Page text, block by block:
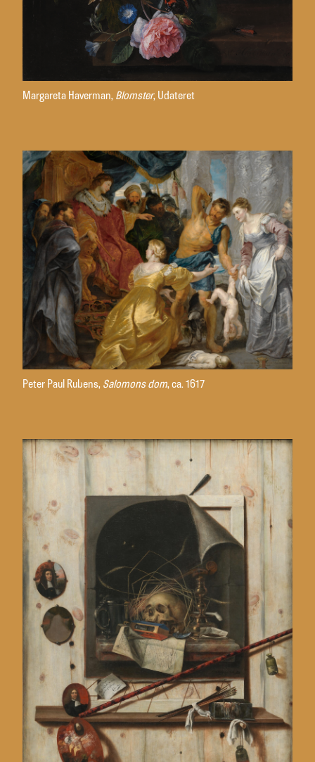
Margareta Haverman, Blomster, Udateret
Peter Paul Rubens, Salomons dom, ca. 1617